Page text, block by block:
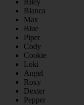
Riley
Blanca
Max
Blue
Piper
Cody
Cookie
Loki
Angel
Roxy
Dexter
Pepper